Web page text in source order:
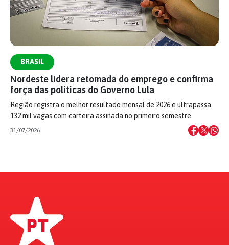
BRASIL
Nordeste lidera retomada do emprego e confirma
força das políticas do Governo Lula
Região registra o melhor resultado mensal de 2026 e ultrapassa
132 mil vagas com carteira assinada no primeiro semestre
31/07/2026